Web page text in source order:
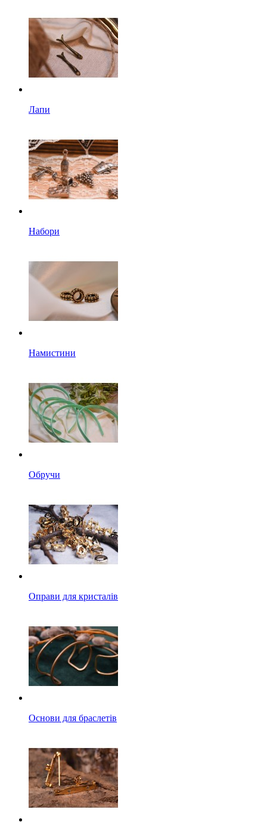
Лапи
Набори
Намистини
Обручи
Оправи для кристалів
Основи для браслетів